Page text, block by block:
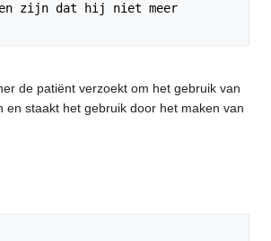
zijn dat hij niet meer
de patiënt verzoekt om het gebruik van
staakt het gebruik door het maken van